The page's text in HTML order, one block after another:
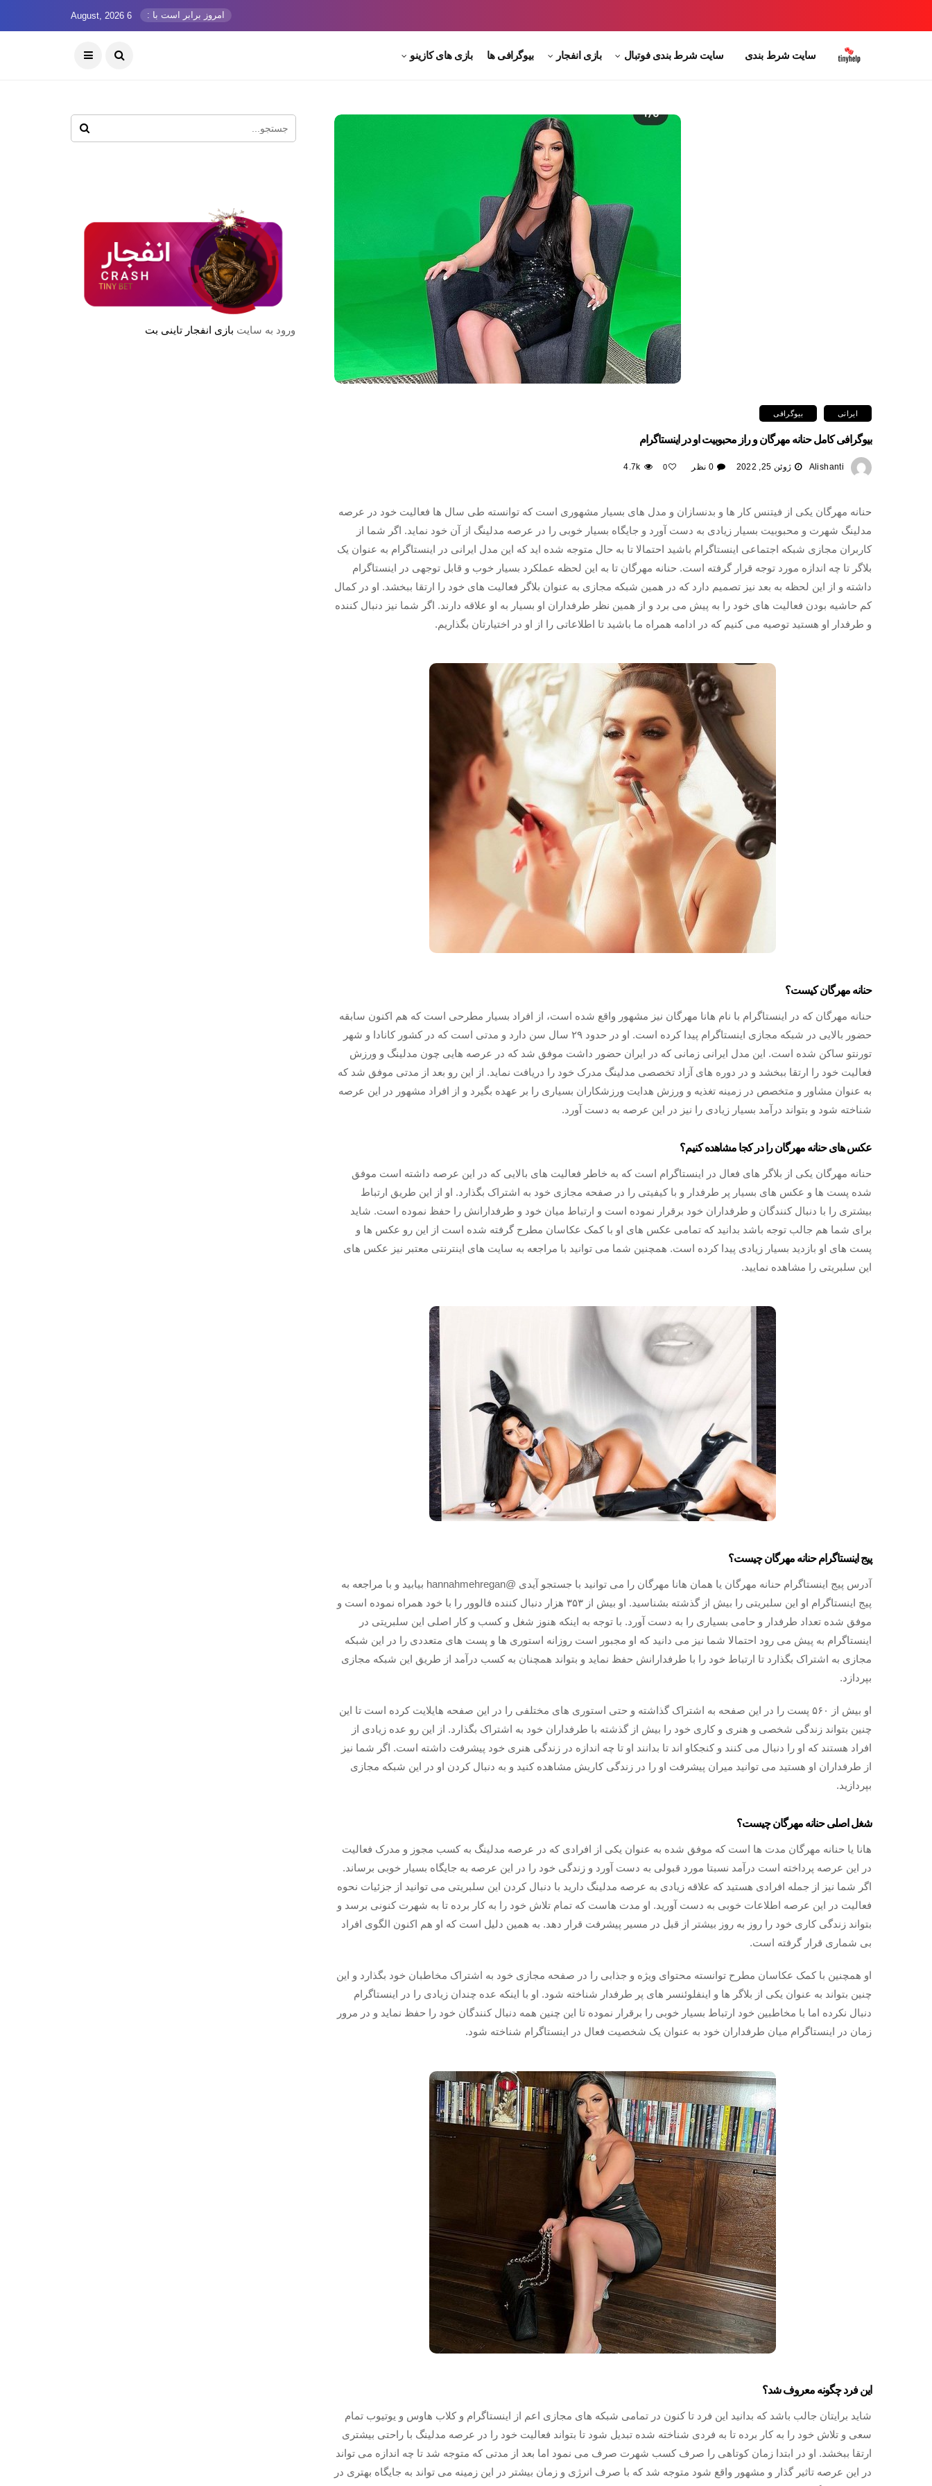
امروز برابر است با : 6 August, 2026
سایت شرط بندی سایت شرط بندی فوتبال بازی انفجار بیوگرافی ها بازی های کازینو
ایرانی بیوگرافی
بیوگرافی کامل حنانه مهرگان و راز محبوبیت او در اینستاگرام
Alishanti ژوئن 25, 2022 0 نظر 0
4.7k
حنانه مهرگان یکی از فیتنس کار ها و بدنسازان و مدل های بسیار مشهوری است که توانسته طی سال ها فعالیت خود در عرصه
مدلینگ شهرت و محبوبیت بسیار زیادی به دست آورد و جایگاه بسیار خوبی را در عرصه مدلینگ از آن خود نماید. اگر شما از
کاربران مجازی شبکه اجتماعی اینستاگرام باشید احتمالا تا به حال متوجه شده اید که این مدل ایرانی در اینستاگرام به عنوان یک
بلاگر تا چه اندازه مورد توجه قرار گرفته است. حنانه مهرگان تا به این لحظه عملکرد بسیار خوب و قابل توجهی در اینستاگرام
داشته و از این لحظه به بعد نیز تصمیم دارد که در همین شبکه مجازی به عنوان بلاگر فعالیت های خود را ارتقا ببخشد. او در کمال
کم حاشیه بودن فعالیت های خود را به پیش می برد و از همین نظر طرفداران او بسیار به او علاقه دارند. اگر شما نیز دنبال کننده
و طرفدار او هستید توصیه می کنیم که در ادامه همراه ما باشید تا اطلاعاتی را از او در اختیارتان بگذاریم.
حنانه مهرگان کیست؟
حنانه مهرگان که در اینستاگرام با نام هانا مهرگان نیز مشهور واقع شده است، از افراد بسیار مطرحی است که هم اکنون سابقه
حضور بالایی در شبکه مجازی اینستاگرام پیدا کرده است. او در حدود ۲۹ سال سن دارد و مدتی است که در کشور کانادا و شهر
تورنتو ساکن شده است. این مدل ایرانی زمانی که در ایران حضور داشت موفق شد که در عرصه هایی چون مدلینگ و ورزش
فعالیت خود را ارتقا ببخشد و در دوره های آزاد تخصصی مدلینگ مدرک خود را دریافت نماید. از این رو بعد از مدتی موفق شد که
به عنوان مشاور و متخصص در زمینه تغذیه و ورزش هدایت ورزشکاران بسیاری را بر عهده بگیرد و از افراد مشهور در این عرصه
شناخته شود و بتواند درآمد بسیار زیادی را نیز در این عرصه به دست آورد.
عکس های حنانه مهرگان را در کجا مشاهده کنیم؟
حنانه مهرگان یکی از بلاگر های فعال در اینستاگرام است که به خاطر فعالیت های بالایی که در این عرصه داشته است موفق
شده پست ها و عکس های بسیار پر طرفدار و با کیفیتی را در صفحه مجازی خود به اشتراک بگذارد. او از این طریق ارتباط
بیشتری را با دنبال کنندگان و طرفداران خود برقرار نموده است و ارتباط میان خود و طرفدارانش را حفظ نموده است. شاید
برای شما هم جالب توجه باشد بدانید که تمامی عکس های او با کمک عکاسان مطرح گرفته شده است از این رو عکس ها و
پست های او بازدید بسیار زیادی پیدا کرده است. همچنین شما می توانید با مراجعه به سایت های اینترنتی معتبر نیز عکس های
این سلبریتی را مشاهده نمایید.
پیج اینستاگرام حنانه مهرگان چیست؟
آدرس پیج اینستاگرام حنانه مهرگان یا همان هانا مهرگان را می توانید با جستجو آیدی @hannahmehregan بیابید و با مراجعه به
پیج اینستاگرام او این سلبریتی را بیش از گذشته بشناسید. او بیش از ۳۵۳ هزار دنبال کننده فالوور را با خود همراه نموده است و
موفق شده تعداد طرفدار و حامی بسیاری را به دست آورد‌. با توجه به اینکه هنوز شغل و کسب و کار اصلی این سلبریتی در
اینستاگرام به پیش می رود احتمالا شما نیز می دانید که او مجبور است روزانه استوری ها و پست های متعددی را در این شبکه
مجازی به اشتراک بگذارد تا ارتباط خود را با طرفدارانش حفظ نماید و بتواند همچنان به کسب درآمد از طریق این شبکه مجازی
بپردازد.
او بیش از ۵۶۰ پست را در این صفحه به اشتراک گذاشته و حتی استوری های مختلفی را در این صفحه هایلایت کرده است تا این
چنین بتواند زندگی شخصی و هنری و کاری خود را بیش از گذشته با طرفداران خود به اشتراک بگذارد. از این رو عده زیادی از
افراد هستند که او را دنبال می کنند و کنجکاو اند تا بدانند او تا چه اندازه در زندگی هنری خود پیشرفت داشته است. اگر شما نیز
از طرفداران او هستید می توانید میران پیشرفت او را در زندگی کاریش مشاهده کنید و به دنبال کردن او در این شبکه مجازی
بپردازید.
شغل اصلی حنانه مهرگان چیست؟
هانا یا حنانه مهرگان مدت ها است که موفق شده به عنوان یکی از افرادی که در عرصه مدلینگ به کسب مجوز و مدرک فعالیت
در این عرصه پرداخته است درآمد نسبتا مورد قبولی به دست آورد و زندگی خود را در این عرصه به جایگاه بسیار خوبی برساند.
اگر شما نیز از جمله افرادی هستید که علاقه زیادی به عرصه مدلینگ دارید با دنبال کردن این سلبریتی می توانید از جزئیات نحوه
فعالیت در این عرصه اطلاعات خوبی به دست آورید. او مدت هاست که تمام تلاش خود را به کار برده تا به شهرت کنونی برسد و
بتواند زندگی کاری خود را روز به روز بیشتر از قبل در مسیر پیشرفت قرار دهد. به همین دلیل است که او هم اکنون الگوی افراد
بی شماری قرار گرفته است.
او همچنین با کمک عکاسان مطرح توانسته محتوای ویژه و جذابی را در صفحه مجازی خود به اشتراک مخاطبان خود بگذارد و این
چنین بتواند به عنوان یکی از بلاگر ها و اینفلوئنسر های پر طرفدار شناخته شود. او با اینکه عده چندان زیادی را در اینستاگرام
دنبال نکرده اما با مخاطبین خود ارتباط بسیار خوبی را برقرار نموده تا این چنین همه دنبال کنندگان خود را حفظ نماید و در مرور
زمان در اینستاگرام میان طرفداران خود به عنوان یک شخصیت فعال در اینستاگرام شناخته شود.
این فرد چگونه معروف شد؟
شاید برایتان جالب باشد که بدانید این فرد تا کنون در تمامی شبکه های مجازی اعم از اینستاگرام و کلاب هاوس و یوتیوب تمام
سعی و تلاش خود را به کار برده تا به فردی شناخته شده تبدیل شود تا بتواند فعالیت خود را در عرصه مدلینگ با راحتی بیشتری
ارتقا ببخشد. او در ابتدا زمان کوتاهی را صرف کسب شهرت صرف می نمود اما بعد از مدتی که متوجه شد تا چه اندازه می تواند
در این عرصه تاثیر گذار و مشهور واقع شود متوجه شد که با صرف انرژی و زمان بیشتر در این زمینه می تواند به جایگاه بهتری در
ورود به سایت بازی انفجار تاینی بت